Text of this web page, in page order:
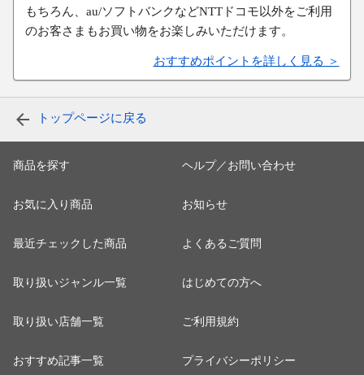
もちろん、au/ソフトバンクなどNTTドコモ以外をご利用
のお客さまもお買い物をお楽しみいただけます。
おすすめポイントを詳しく見る ＞
トップページに戻る
商品を探す
お気に入り商品
最近チェックした商品
取り扱いジャンル一覧
取り扱い店舗一覧
おすすめ記事一覧
ヘルプ／お問い合わせ
お知らせ
よくあるご質問
はじめての方へ
ご利用規約
プライバシーポリシー